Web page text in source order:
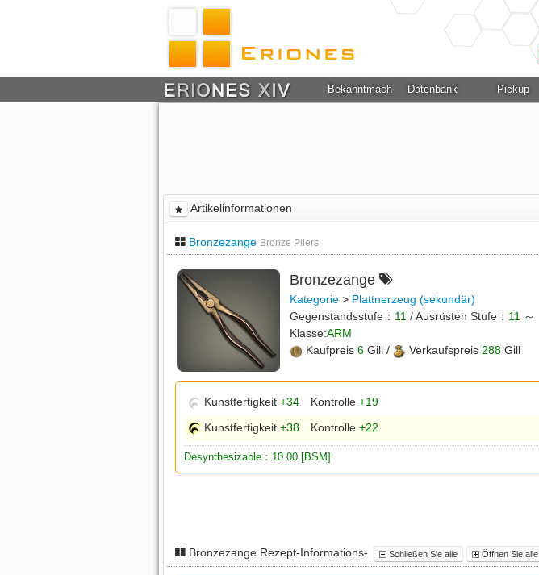
Bekanntmachung Datenbank Pickup
Artikelinformationen
Bronzezange Bronze Pliers
Bronzezange
Kategorie > Plattnerzeug (sekundär)
Gegenstandsstufe： 11 / Ausrüsten Stufe： 11 ～
Klasse:ARM
Kaufpreis 6 Gill / Verkaufspreis 288 Gill
Kunstfertigkeit +34 Kontrolle +19
Kunstfertigkeit +38 Kontrolle +22
Desynthesizable：10.00 [BSM]
Bronzezange Rezept-Informations- Schließen Sie alle Öffnen Sie alle